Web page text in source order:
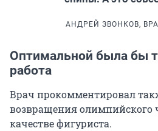
АНДРЕЙ ЗВОНКОВ,
Оптимальной была бы
работа
Врач прокомментировал
возвращения олимпийского
качестве фигуриста.